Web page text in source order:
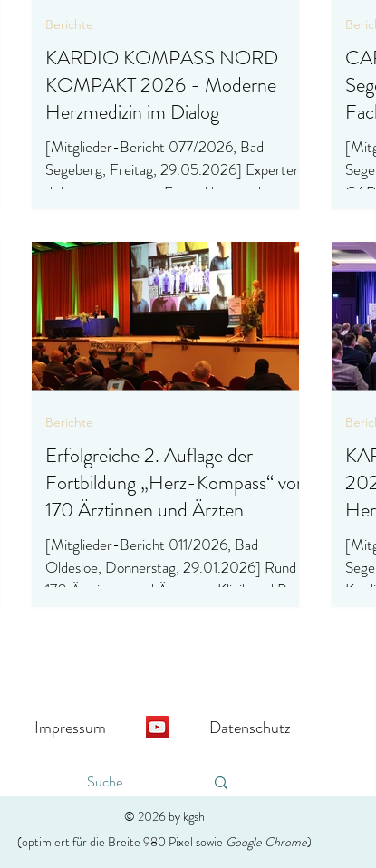
KARDIO KOMPASS NORD
KOMPAKT 2026 - Moderne
Herzmedizin im Dialog
[Mitglieder-Bericht 077/2026, Bad
Segeberg, Freitag, 29.05.2026] Experten
diskutieren neueste Entwicklungen der
Berichte
auf
Erfolgreiche 2. Auflage der
Fortbildung „Herz-Kompass“ vor
170 Ärztinnen und Ärzten
[Mitglieder-Bericht 011/2026, Bad
Oldesloe, Donnerstag, 29.01.2026] Rund
170 Ärztinnen und Ärzte aus Klinik und Praxis
Berichte
Impressum Datenschutz
© 2026 by kgsh
(optimiert für die Breite 980 Pixel sowie Google Chrome)